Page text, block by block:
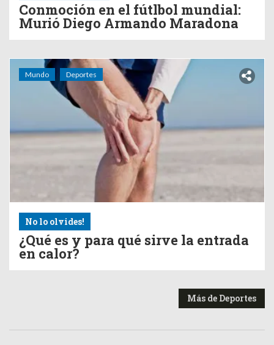
Conmoción en el fútlbol mundial:
Murió Diego Armando Maradona
Mundo Deportes
No lo olvides!
¿Qué es y para qué sirve la entrada
en calor?
Más de Deportes